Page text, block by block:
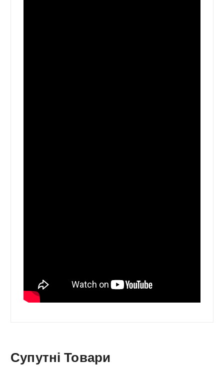
Супутні Товари